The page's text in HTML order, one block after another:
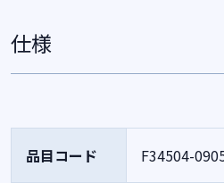
仕様
品目コード F34504-